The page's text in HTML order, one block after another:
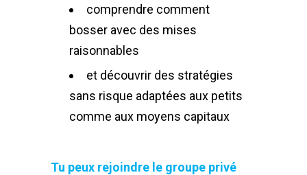
comprendre comment
bosser avec des mises
raisonnables
et découvrir des stratégies
sans risque adaptées aux petits
comme aux moyens capitaux
Tu peux rejoindre le groupe privé